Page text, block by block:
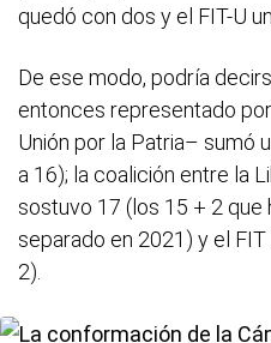
quedó con dos y el FIT-U
De ese modo, podría
entonces representado
Unión por la Patria– sumó
a 16); la coalición entre la
sostuvo 17 (los 15 + 2 que
separado en 2021) y el
2).